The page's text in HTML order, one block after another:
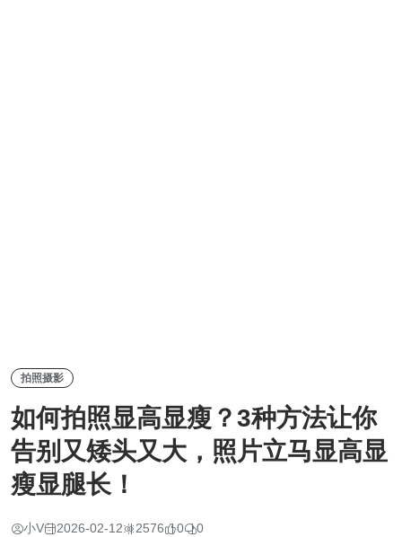
拍照摄影
如何拍照显高显瘦？3种方法让你
告别又矮头又大，照片立马显高显
瘦显腿长！
小V 2026-02-12 2576 0 0